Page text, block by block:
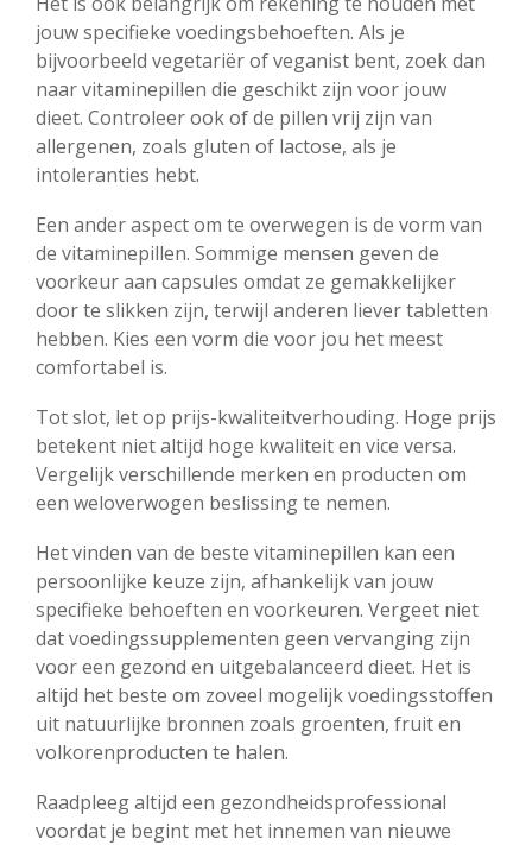
jouw specifieke voedingsbehoeften. Als je
bijvoorbeeld vegetariër of veganist bent, zoek dan
naar vitaminepillen die geschikt zijn voor jouw
dieet. Controleer ook of de pillen vrij zijn van
allergenen, zoals gluten of lactose, als je
intoleranties hebt.
Een ander aspect om te overwegen is de vorm van
de vitaminepillen. Sommige mensen geven de
voorkeur aan capsules omdat ze gemakkelijker
door te slikken zijn, terwijl anderen liever tabletten
hebben. Kies een vorm die voor jou het meest
comfortabel is.
Tot slot, let op prijs-kwaliteitverhouding. Hoge prijs
betekent niet altijd hoge kwaliteit en vice versa.
Vergelijk verschillende merken en producten om
een weloverwogen beslissing te nemen.
Het vinden van de beste vitaminepillen kan een
persoonlijke keuze zijn, afhankelijk van jouw
specifieke behoeften en voorkeuren. Vergeet niet
dat voedingssupplementen geen vervanging zijn
voor een gezond en uitgebalanceerd dieet. Het is
altijd het beste om zoveel mogelijk voedingsstoffen
uit natuurlijke bronnen zoals groenten, fruit en
volkorenproducten te halen.
Raadpleeg altijd een gezondheidsprofessional
voordat je begint met het innemen van nieuwe